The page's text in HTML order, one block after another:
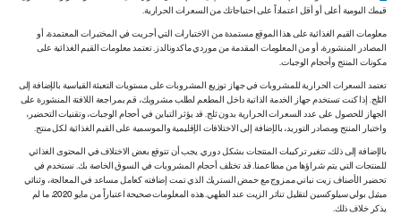
قيمك اليومية أعلى أو أقل اعتماداً على احتياجاتك من السعرات الحرارية.
معلومات القيم الغذائية على هذا الموقع مستمدة من الاختبارات التي أجريت في المختبرات المعتمدة، أو
المصادر المنشورة، أو من المعلومات المقدمة من موردي ماكدونالدز. تعتمد معلومات القيم الغذائية على
مكونات المنتج وأحجام الوجبات.
تعتمد السعرات الحرارية للمشروبات في جهاز توزيع المشروبات على مستويات التعبئة القياسية بالإضافة إلى
الثلج. إذا كنت تستخدم جهاز الخدمة الذاتية داخل المطعم لطلب مشروبك، قم بمراجعة اللافتة المنشورة على
الجهاز للحصول على عدد السعرات الحرارية بدون ثلج. قد يؤثر التباين في أحجام الوجبات، وتقنيات التحضير،
واختبار المنتج ومصادر التوريد، بالإضافة إلى الاختلافات الإقليمية والموسمية على القيم الغذائية لكل منتج.
بالإضافة إلى ذلك، تتغير تركيبات المنتجات بشكل دوري. يجب أن تتوقع بعض الاختلاف في المحتوى الغذائي
للمنتجات التي يتم شراؤها من مطاعمنا. قد تختلف أحجام المشروبات في السوق الخاصة بك. نستخدم في
تحضير الأصناف زيت نباتي ممزوج مع حمض الستريك الذي تمت إضافته كعامل مساعد في المعالجة، وثنائي
ميثيل بولي سيلوكسين لتقليل تناثر الزيت عند الطهي. هذه المعلومات صحيحة اعتباراً من مايو 2020، ما لم
يذكر خلاف ذلك.